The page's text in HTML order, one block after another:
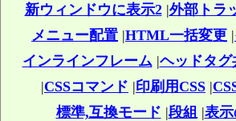
新ウィンドウに表示2|外部トラ
メニュー配置 |HTML一括変更 |
インラインフレーム|ヘッドタグ
|CSSコマンド |印刷用CSS |
標準,互換モード |段組 |表